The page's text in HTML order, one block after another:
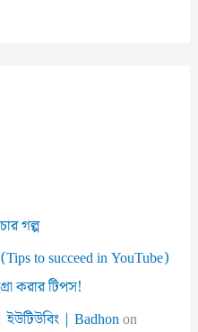
গল্প
to succeed in YouTube)
করার টিপস!
| Badhonon